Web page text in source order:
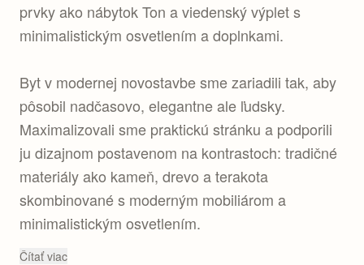
prvky ako nábytok Ton a viedenský výplet s
minimalistickým osvetlením a doplnkami.
Byt v modernej novostavbe sme zariadili tak, aby
pôsobil nadčasovo, elegantne ale ľudsky.
Maximalizovali sme praktickú stránku a podporili
ju dizajnom postavenom na kontrastoch: tradičné
materiály ako kameň, drevo a terakota
skombinované s moderným mobiliárom a
minimalistickým osvetlením.
Čítať viac